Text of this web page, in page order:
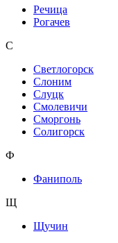
Речица
Рогачев
С
Светлогорск
Слоним
Слуцк
Смолевичи
Сморгонь
Солигорск
Ф
Фаниполь
Щ
Щучин